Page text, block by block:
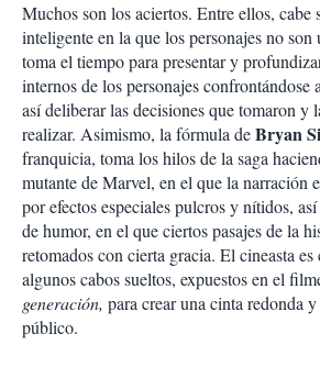
Muchos son los aciertos. Entre ellos, cabe
inteligente en la que los personajes no son
toma el tiempo para presentar y
internos de los personajes confrontándose
así deliberar las decisiones que tomaron y
realizar. Asimismo, la fórmula deBryan
franquicia, toma los hilos de la saga
mutante de Marvel, en el que la narración
por efectos especiales pulcros y nítidos,
de humor, en el que ciertos pasajes de la
retomados con cierta gracia. El cineasta es
algunos cabos sueltos, expuestos en el
generación, para crear una cinta redonda
público.